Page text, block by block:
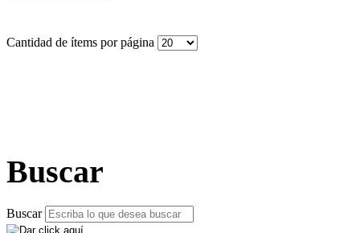
Cantidad de ítems por página
Buscar
Buscar